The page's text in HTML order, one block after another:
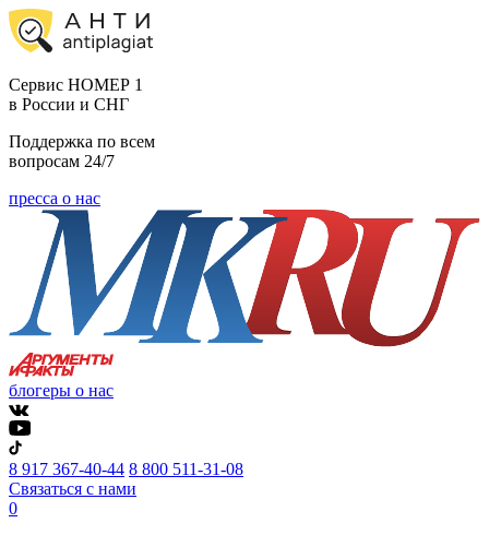
Cервис НОМЕР 1
в России и СНГ
Поддержка по всем
вопросам 24/7
пресса о нас
блогеры о нас
8 917 367-40-44 8 800 511-31-08
Связаться с нами
0